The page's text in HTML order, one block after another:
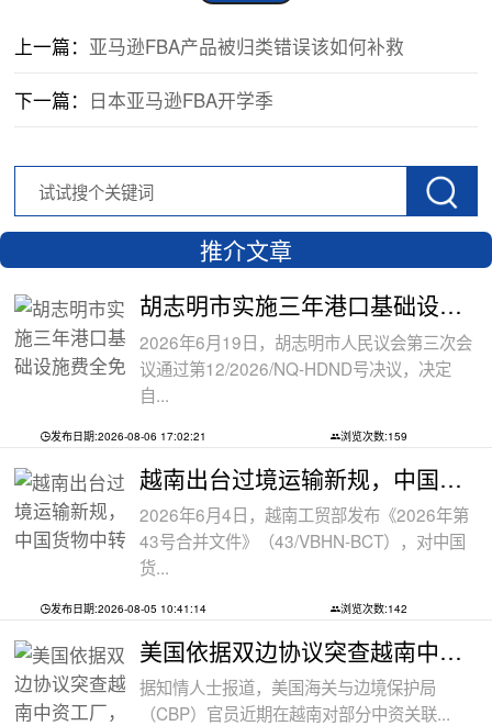
上一篇： 亚马逊FBA产品被归类错误该如何补救
下一篇： 日本亚马逊FBA开学季
推介文章
胡志明市实施三年港口基础设施费全免政
2026年6月19日，胡志明市人民议会第三次会
议通过第12/2026/NQ-HDND号决议，决定
自...
发布日期:2026-08-06 17:02:21 浏览次数:159
越南出台过境运输新规，中国货物中转通
2026年6月4日，越南工贸部发布《2026年第
43号合并文件》（43/VBHN-BCT），对中国
货...
发布日期:2026-08-05 10:41:14 浏览次数:142
美国依据双边协议突查越南中资工厂，三
据知情人士报道，美国海关与边境保护局
（CBP）官员近期在越南对部分中资关联...